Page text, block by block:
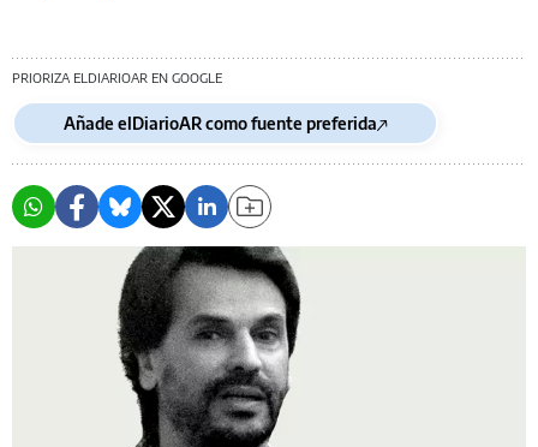
PRIORIZA ELDIARIOAR EN GOOGLE
Añade elDiarioAR como fuente preferida